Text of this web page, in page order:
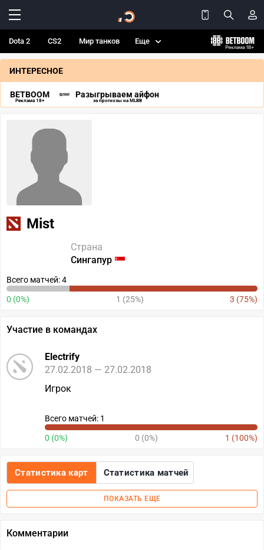
Dota 2 CS2 Мир танков Еще
ИНТЕРЕСНОЕ
BETBOOM
Реклама 18+
Разыгрываем айфон
за прогнозы на MLBB
Mist
Страна
Сингапур
Всего матчей: 4
0 (0%) 1 (25%) 3 (75%)
Участие в командах
Electrify
27.02.2018 — 27.02.2018
Игрок
Всего матчей: 1
0 (0%) 0 (0%) 1 (100%)
Статистика карт Статистика матчей
ПОКАЗАТЬ ЕЩЕ
Комментарии